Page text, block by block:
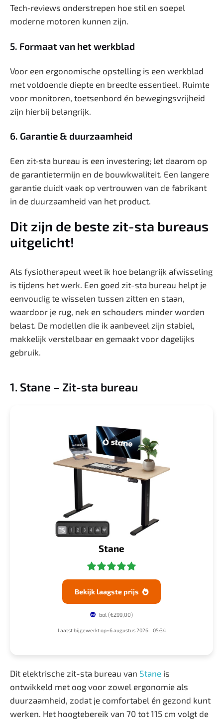
Tech‑reviews onderstrepen hoe stil en soepel
moderne motoren kunnen zijn.
5. Formaat van het werkblad
Voor een ergonomische opstelling is een werkblad
met voldoende diepte en breedte essentieel. Ruimte
voor monitoren, toetsenbord én bewegingsvrijheid
zijn hierbij belangrijk.
6. Garantie & duurzaamheid
Een zit‑sta bureau is een investering; let daarom op
de garantietermijn en de bouwkwaliteit. Een langere
garantie duidt vaak op vertrouwen van de fabrikant
in de duurzaamheid van het product.
Dit zijn de beste zit-sta bureaus
uitgelicht!
Als fysiotherapeut weet ik hoe belangrijk afwisseling
is tijdens het werk. Een goed zit-sta bureau helpt je
eenvoudig te wisselen tussen zitten en staan,
waardoor je rug, nek en schouders minder worden
belast. De modellen die ik aanbeveel zijn stabiel,
makkelijk verstelbaar en gemaakt voor dagelijks
gebruik.
1. Stane – Zit-sta bureau
Stane
Bekijk laagste prijs 
bol (€299,00)
Laatst bijgewerkt op:: 6 augustus 2026 - 05:34
Dit elektrische zit-sta bureau van Staneis
ontwikkeld met oog voor zowel ergonomie als
duurzaamheid, zodat je comfortabel én gezond kunt
werken. Het hoogtebereik van 70 tot 115 cm volgt de